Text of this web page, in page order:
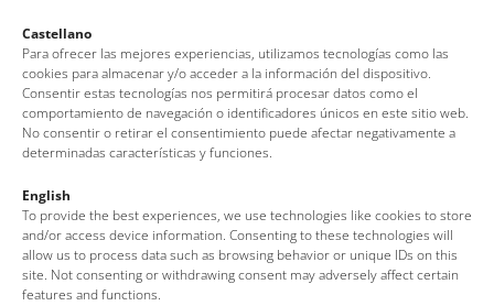
Castellano
Para ofrecer las mejores experiencias, utilizamos tecnologías como las
cookies para almacenar y/o acceder a la información del dispositivo.
Consentir estas tecnologías nos permitirá procesar datos como el
comportamiento de navegación o identificadores únicos en este sitio web.
No consentir o retirar el consentimiento puede afectar negativamente a
determinadas características y funciones.
English
To provide the best experiences, we use technologies like cookies to store
and/or access device information. Consenting to these technologies will
allow us to process data such as browsing behavior or unique IDs on this
site. Not consenting or withdrawing consent may adversely affect certain
features and functions.
Office de Tourisme de Tossa de Mar
Av. del Pelegrí, 25 – Edifici La Nau · 17320 – Tossa de Mar
(Girona – Costa Brava)
Tel: + 00 34 972 340 108 · Mail: info@visittossa.com
Infos légales·Politique de cookies